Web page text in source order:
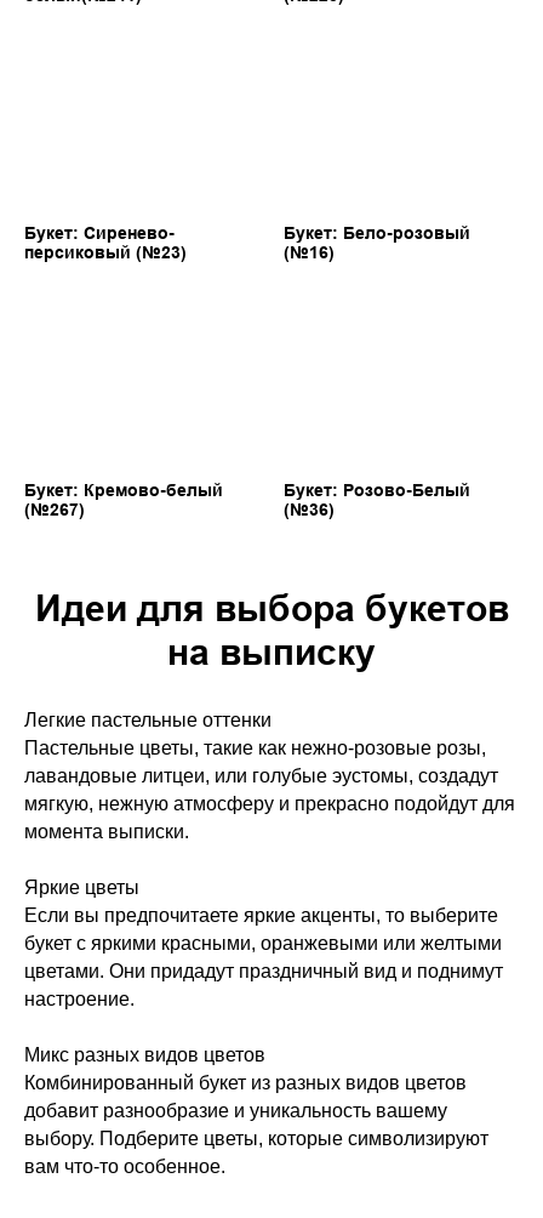
Букет: Сиренево-
персиковый (№23)
Букет: Бело-розовый
(№16)
Букет: Кремово-белый
(№267)
Букет: Розово-Белый
(№36)
Идеи для выбора букетов
на выписку
Легкие пастельные оттенки
Пастельные цветы, такие как нежно-розовые розы,
лавандовые литцеи, или голубые эустомы, создадут
мягкую, нежную атмосферу и прекрасно подойдут для
момента выписки.
Яркие цветы
Если вы предпочитаете яркие акценты, то выберите
букет с яркими красными, оранжевыми или желтыми
цветами. Они придадут праздничный вид и поднимут
настроение.
Микс разных видов цветов
Комбинированный букет из разных видов цветов
добавит разнообразие и уникальность вашему
выбору. Подберите цветы, которые символизируют
вам что-то особенное.